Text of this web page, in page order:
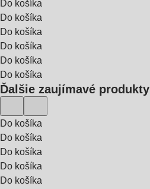
Do košíka
Do košíka
Do košíka
Do košíka
Do košíka
Do košíka
Ďalšie zaujímavé produkty
Do košíka
Do košíka
Do košíka
Do košíka
Do košíka